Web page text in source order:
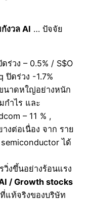
งวล AI … ปัจจัย
ร่วง – 0.5% / S$O
ปิดร่วง -1.7%
นาดหใญ่อย่างหนัก
กำไร และ
– 11 % ,
งต่อเนื่อง จาก ราย
ได้
วิ่งขึ้นอย่างร้อนแรง
/ Growth stocks
แท้จริงของบริษัท